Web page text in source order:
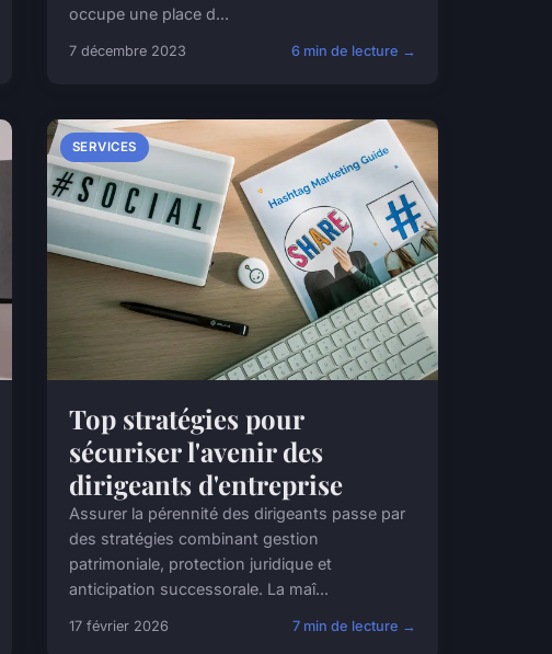
occupe une place d...
7 décembre 2023 6 min de lecture →
SERVICES
Top stratégies pour
sécuriser l'avenir des
dirigeants d'entreprise
Assurer la pérennité des dirigeants passe par
des stratégies combinant gestion
patrimoniale, protection juridique et
anticipation successorale. La maî...
17 février 2026 7 min de lecture →